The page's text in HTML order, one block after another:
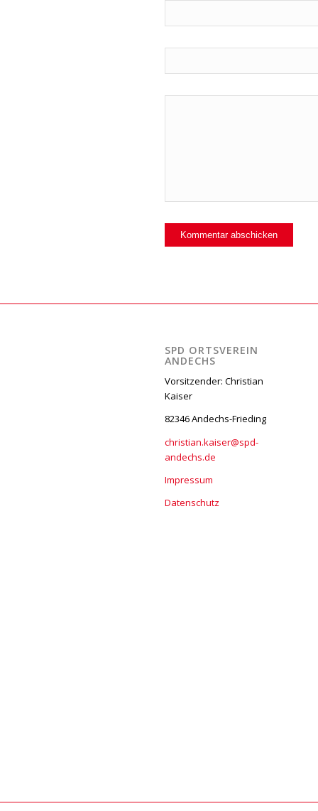
SPD ORTSVEREIN
ANDECHS
Vorsitzender: Christian
Kaiser
82346 Andechs-Frieding
christian.kaiser@spd-
andechs.de
Impressum
Datenschutz